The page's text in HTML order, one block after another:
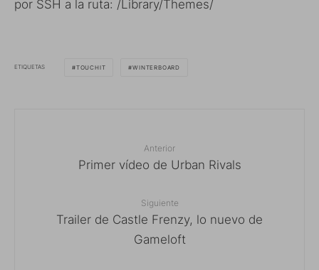
por SSH a la ruta: /Library/Themes/
ETIQUETAS TOUCHIT WINTERBOARD
Anterior
Primer vídeo de Urban Rivals
Siguiente
Trailer de Castle Frenzy, lo nuevo de
Gameloft